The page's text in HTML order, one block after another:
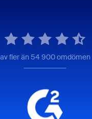
av fler än 54 900 omdömen